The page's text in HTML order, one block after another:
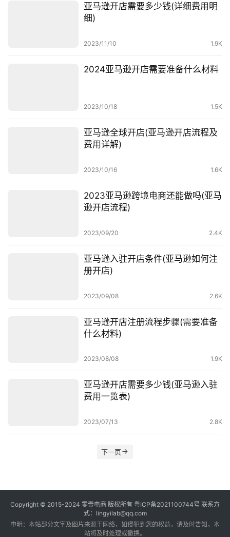
亚马逊开店需要多少钱(详细费用明
细)
2023/11/10 1.9K
2024亚马逊开店需要准备什么材料
2023/10/18 1.5K
亚马逊全球开店(亚马逊开店流程及
费用详解)
2023/10/16 1.6K
2023亚马逊跨境电商还能做吗(亚马
逊开店流程)
2023/09/20 2.4K
亚马逊入驻开店条件(亚马逊如何注
册开店)
2023/09/08 2.6K
亚马逊开店注册流程步骤(需要准备
什么材料)
2023/08/08 1.9K
亚马逊开店需要多少钱(亚马逊入驻
费用一览表)
2023/07/13 2.8K
下一页
Copyright © 2015-2024 零壹电商 版权所有 粤ICP备2021100744号 联系方
式：lingyilab@qq.com
申明：本站部分文字及图片来源于网络，如侵犯到您的权益，请及时告知，本
站将及时处理或撤换。